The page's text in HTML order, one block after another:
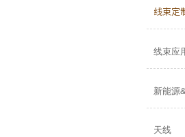
线束定
线束应
新能源
天线